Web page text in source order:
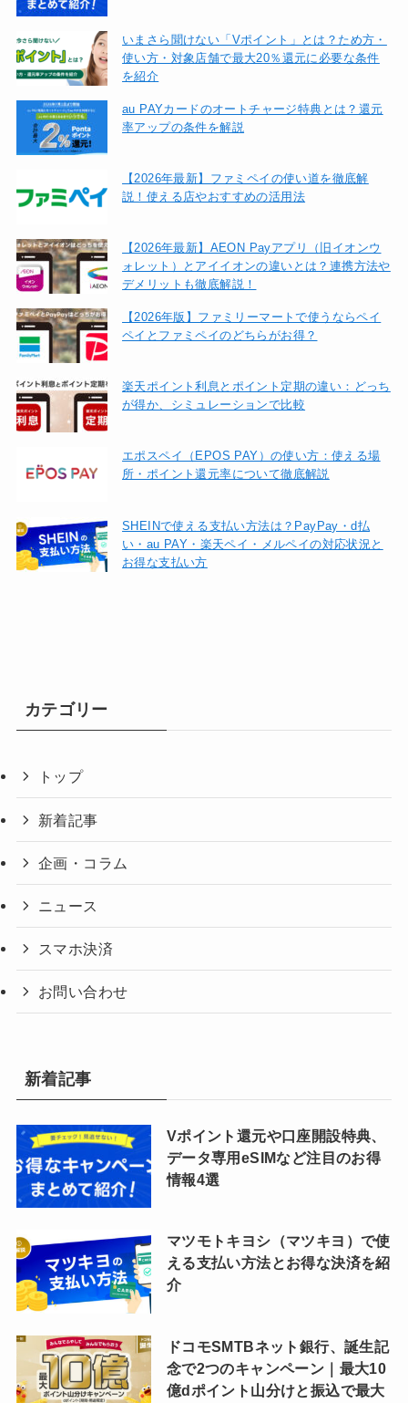
いまさら聞けない「Vポイント」とは？ため方・
使い方・対象店舗で最大20％還元に必要な条件
を紹介
au PAYカードのオートチャージ特典とは？還元
率アップの条件を解説
【2026年最新】ファミペイの使い道を徹底解
説！使える店やおすすめの活用法
【2026年最新】AEON Payアプリ（旧イオンウ
ォレット）とアイイオンの違いとは？連携方法や
デメリットも徹底解説！
【2026年版】ファミリーマートで使うならペイ
ペイとファミペイのどちらがお得？
楽天ポイント利息とポイント定期の違い：どっち
が得か、シミュレーションで比較
エポスペイ（EPOS PAY）の使い方：使える場
所・ポイント還元率について徹底解説
SHEINで使える支払い方法は？PayPay・d払
い・au PAY・楽天ペイ・メルペイの対応状況と
お得な支払い方
カテゴリー
トップ
新着記事
企画・コラム
ニュース
スマホ決済
お問い合わせ
新着記事
Vポイント還元や口座開設特典、
データ専用eSIMなど注目のお得
情報4選
マツモトキヨシ（マツキヨ）で使
える支払い方法とお得な決済を紹
介
ドコモSMTBネット銀行、誕生記
念で2つのキャンペーン｜最大10
億dポイント山分けと振込で最大